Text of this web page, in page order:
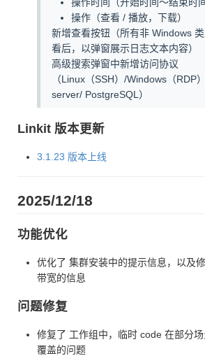
操作（查看 / 播放，下载）
新增查看按钮（所有非 Windows
看后，以弹窗展示日志文本内容）
高级搜索弹窗中新增访问协议
（Linux（SSH）/Windows（RDP
server/ PostgreSQL）
Linkit 版本更新
3.1.23 版本上线
2025/12/18
功能优化
优化了 集群安装中的提示信息，以及
带宽的信息
问题修复
修复了 工作组中，临时 code 在部分
覆盖的问题